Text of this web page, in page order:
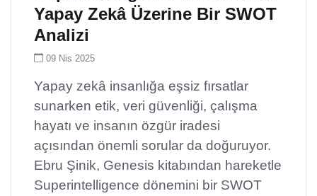
Yapay Zekâ Üzerine Bir SWOT
Analizi
09 Nis 2025
Yapay zekâ insanlığa eşsiz fırsatlar
sunarken etik, veri güvenliği, çalışma
hayatı ve insanın özgür iradesi
açısından önemli sorular da doğuruyor.
Ebru Şinik, Genesis kitabından hareketle
Superintelligence dönemini bir SWOT